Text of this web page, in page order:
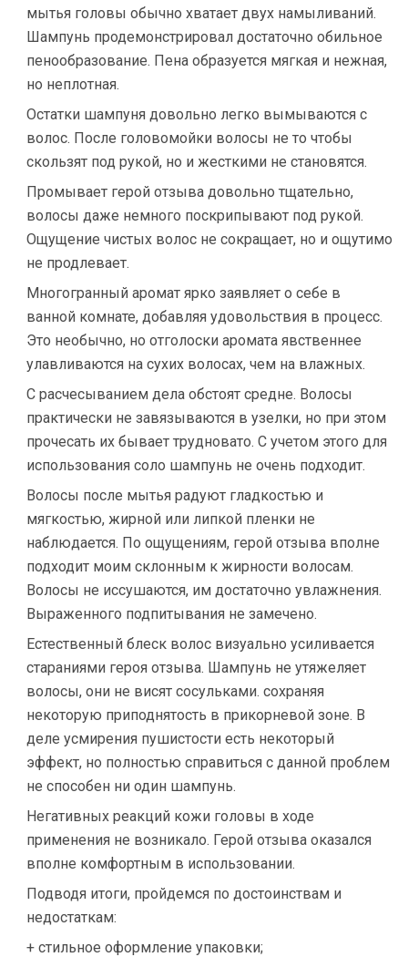
мытья головы обычно хватает двух намыливаний.
Шампунь продемонстрировал достаточно обильное
пенообразование. Пена образуется мягкая и нежная,
но неплотная.
Остатки шампуня довольно легко вымываются с
волос. После головомойки волосы не то чтобы
скользят под рукой, но и жесткими не становятся.
Промывает герой отзыва довольно тщательно,
волосы даже немного поскрипывают под рукой.
Ощущение чистых волос не сокращает, но и ощутимо
не продлевает.
Многогранный аромат ярко заявляет о себе в
ванной комнате, добавляя удовольствия в процесс.
Это необычно, но отголоски аромата явственнее
улавливаются на сухих волосах, чем на влажных.
С расчесыванием дела обстоят средне. Волосы
практически не завязываются в узелки, но при этом
прочесать их бывает трудновато. С учетом этого для
использования соло шампунь не очень подходит.
Волосы после мытья радуют гладкостью и
мягкостью, жирной или липкой пленки не
наблюдается. По ощущениям, герой отзыва вполне
подходит моим склонным к жирности волосам.
Волосы не иссушаются, им достаточно увлажнения.
Выраженного подпитывания не замечено.
Естественный блеск волос визуально усиливается
стараниями героя отзыва. Шампунь не утяжеляет
волосы, они не висят сосульками. сохраняя
некоторую приподнятость в прикорневой зоне. В
деле усмирения пушистости есть некоторый
эффект, но полностью справиться с данной проблем
не способен ни один шампунь.
Негативных реакций кожи головы в ходе
применения не возникало. Герой отзыва оказался
вполне комфортным в использовании.
Подводя итоги, пройдемся по достоинствам и
недостаткам:
+ стильное оформление упаковки;